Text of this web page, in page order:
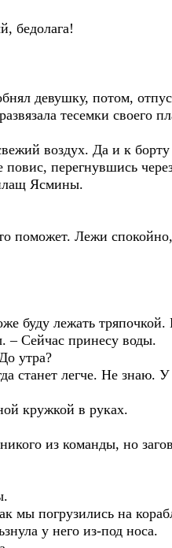
бедолага!
девушку, потом,
тесемки своего
воздух. Да и к борту
перегнувшись
Ясмины.
поможет. Лежи
буду лежать
– Сейчас принесу воды.
утра?
станет легче. Не знаю.
кружкой в руках.
из команды, но
мы погрузились на
у него из-под носа.